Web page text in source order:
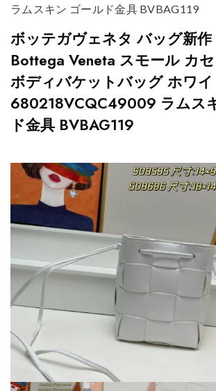
ラムスキン ゴールド金具 BVBAG119
ボッテガヴェネタ バッグ新
Bottega Veneta スモール カ
ボディバケットバッグ ホワイ
680218VCQC49009 ラムス
ド金具 BVBAG119